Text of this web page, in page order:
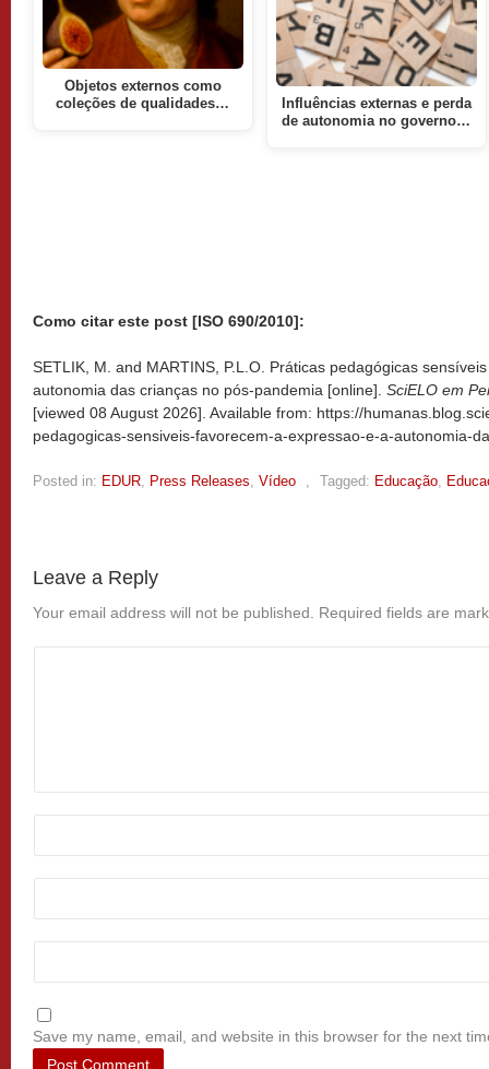
Objetos externos como
coleções de qualidades…
Influências externas e perda
de autonomia no governo…
Como citar este post [ISO 690/2010]:
SETLIK, M. and MARTINS, P.L.O. Práticas pedagógicas
autonomia das crianças no pós-pandemia [online]. SciELO em
[viewed 08 August 2026]. Available from: https://
pedagogicas-sensiveis-favorecem-a-expressao-e-a-autonomia-
Posted in: EDUR, Press Releases, Vídeo , Tagged: Educação,
Leave a Reply
Your email address will not be published. Required fields are
Save my name, email, and website in this browser for the next